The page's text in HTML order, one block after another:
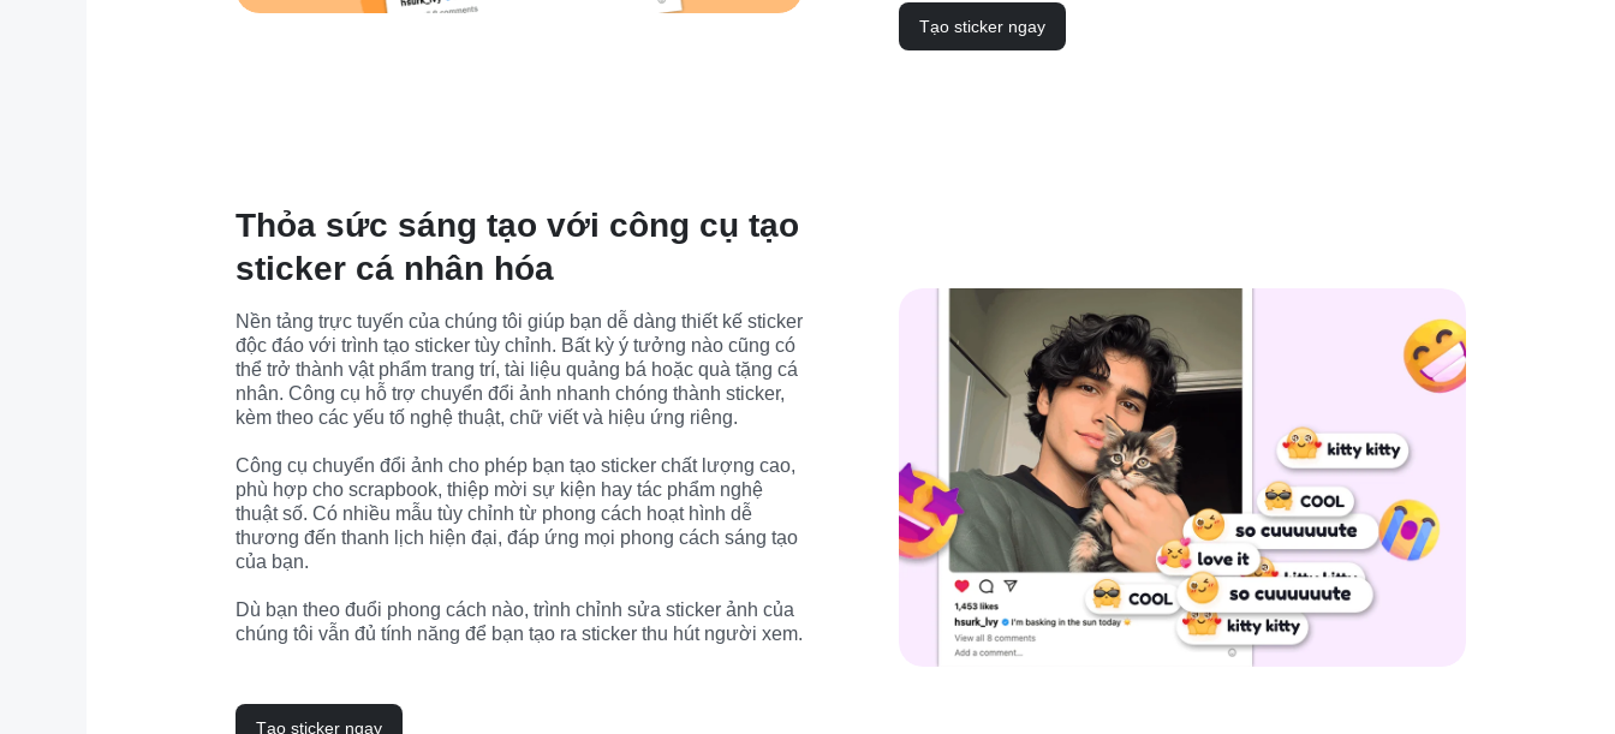
Tạo sticker ngay
Thỏa sức sáng tạo với công cụ tạo
sticker cá nhân hóa
Nền tảng trực tuyến của chúng tôi giúp bạn dễ dàng thiết kế sticker
độc đáo với trình tạo sticker tùy chỉnh. Bất kỳ ý tưởng nào cũng có
thể trở thành vật phẩm trang trí, tài liệu quảng bá hoặc quà tặng cá
nhân. Công cụ hỗ trợ chuyển đổi ảnh nhanh chóng thành sticker,
kèm theo các yếu tố nghệ thuật, chữ viết và hiệu ứng riêng.
Công cụ chuyển đổi ảnh cho phép bạn tạo sticker chất lượng cao,
phù hợp cho scrapbook, thiệp mời sự kiện hay tác phẩm nghệ
thuật số. Có nhiều mẫu tùy chỉnh từ phong cách hoạt hình dễ
thương đến thanh lịch hiện đại, đáp ứng mọi phong cách sáng tạo
của bạn.
Dù bạn theo đuổi phong cách nào, trình chỉnh sửa sticker ảnh của
chúng tôi vẫn đủ tính năng để bạn tạo ra sticker thu hút người xem.
Tạo sticker ngay